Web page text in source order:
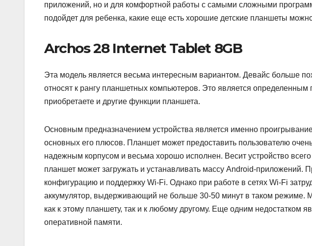
приложений, но и для комфортной работы с самыми сложными
подойдет для ребенка, какие еще есть хорошие детские планшеты можно
Archos 28 Internet Tablet 8GB
Эта модель является весьма интересным вариантом. Девайс больше
относят к рангу планшетных компьютеров. Это является
приобретаете и другие функции планшета.
Основным предназначением устройства является именно
основных его плюсов. Планшет может предоставить пользователю
надежным корпусом и весьма хорошо исполнен. Весит устройство
планшет может загружать и устанавливать массу Android-приложений.
конфигурацию и поддержку Wi-Fi. Однако при работе в сетях Wi-Fi
аккумулятор, выдерживающий не больше 30-50 минут в таком
как к этому планшету, так и к любому другому. Еще одним недостатком
оперативной памяти.